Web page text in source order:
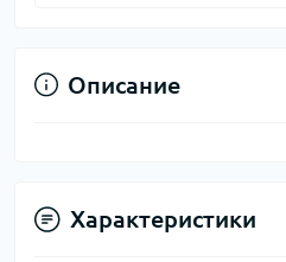
Описание
Характеристики